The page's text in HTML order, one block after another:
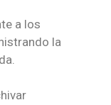
a los
la